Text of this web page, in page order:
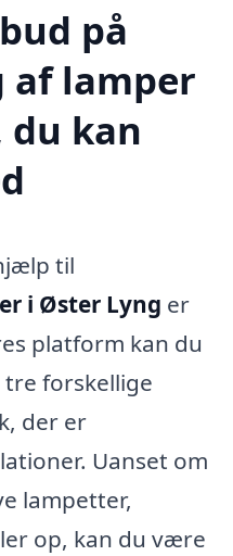
på
lamper
kan
til
i Øster Lyng er
platform kan du
forskellige
der er
Uanset om
lampetter,
op, kan du være